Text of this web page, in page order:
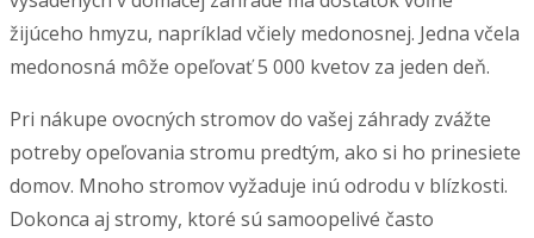
žijúceho hmyzu, napríklad včiely medonosnej. Jedna včela
medonosná môže opeľovať 5 000 kvetov za jeden deň.
Pri nákupe ovocných stromov do vašej záhrady zvážte
potreby opeľovania stromu predtým, ako si ho prinesiete
domov. Mnoho stromov vyžaduje inú odrodu v blízkosti.
Dokonca aj stromy, ktoré sú samoopelivé často